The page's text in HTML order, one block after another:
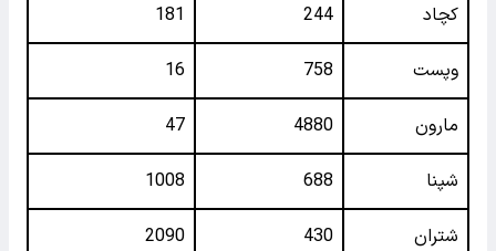
کچاد 244
181
وپست 758
16
مارون 4880
47
شپنا 688
1008
شتران 430
2090